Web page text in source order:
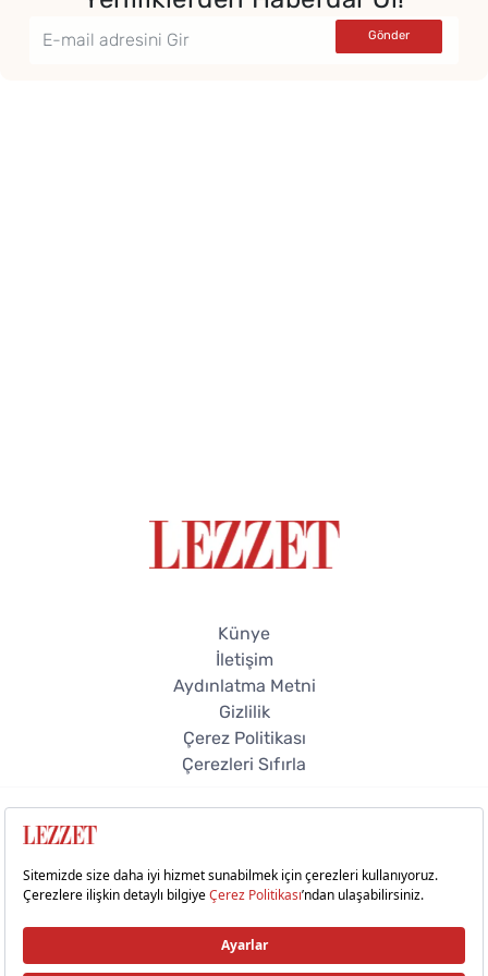
Künye
İletişim
Aydınlatma Metni
Gizlilik
Çerez Politikası
Çerezleri Sıfırla
© 2026 Lezzet Online. Tüm hakları saklıdır.